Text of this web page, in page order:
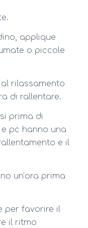
applique
o piccole
rilassamento
di rallentare.
prima di
pc hanno una
e il
un’ora prima
per favorire il
il ritmo